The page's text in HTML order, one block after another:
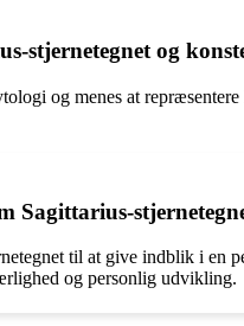
stjernetegnet og
og menes at
Sagittarius-
til at give indblik i en
og personlig udvikling.